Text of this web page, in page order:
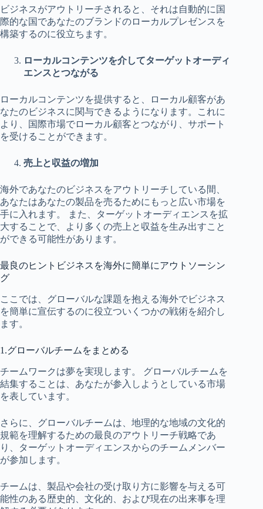
ビジネスがアウトリーチされると、それは自動的に国
際的な国であなたのブランドのローカルプレゼンスを
構築するのに役立ちます。
ローカルコンテンツを介してターゲットオーディ
エンスとつながる
ローカルコンテンツを提供すると、ローカル顧客があ
なたのビジネスに関与できるようになります。これに
より、国際市場でローカル顧客とつながり、サポート
を受けることができます。
売上と収益の増加
海外であなたのビジネスをアウトリーチしている間、
あなたはあなたの製品を売るためにもっと広い市場を
手に入れます。 また、ターゲットオーディエンスを拡
大することで、より多くの売上と収益を生み出すこと
ができる可能性があります。
最良のヒントビジネスを海外に簡単にアウトソーシン
グ
ここでは、グローバルな課題を抱える海外でビジネス
を簡単に宣伝するのに役立ついくつかの戦術を紹介し
ます。
1.グローバルチームをまとめる
チームワークは夢を実現します。 グローバルチームを
結集することは、あなたが参入しようとしている市場
を表しています。
さらに、グローバルチームは、地理的な地域の文化的
規範を理解するための最良のアウトリーチ戦略であ
り、ターゲットオーディエンスからのチームメンバー
が参加します。
チームは、製品や会社の受け取り方に影響を与える可
能性のある歴史的、文化的、および現在の出来事を理